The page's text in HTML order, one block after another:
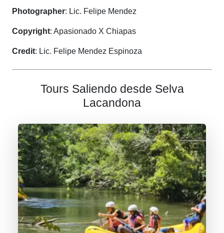
Photographer: Lic. Felipe Mendez
Copyright: Apasionado X Chiapas
Credit: Lic. Felipe Mendez Espinoza
Tours Saliendo desde Selva
Lacandona